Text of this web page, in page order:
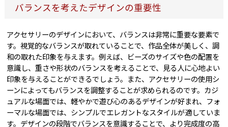
バランスを考えたデザインの重要性
アクセサリーのデザインにおいて、バランスは非常に重要な要素で
す。視覚的なバランスが取れていることで、作品全体が美しく、調
和の取れた印象を与えます。例えば、ビーズのサイズや色の配置を
意識し、重さや形状のバランスを考えることで、見る人に心地よい
印象を与えることができるでしょう。また、アクセサリーの使用シ
ーンによってもバランスを調整することが求められるのです。カジ
ュアルな場面では、軽やかで遊び心のあるデザインが好まれ、フォ
ーマルな場面では、シンプルでエレガントなスタイルが適していま
す。デザインの段階でバランスを意識することで、より完成度の高